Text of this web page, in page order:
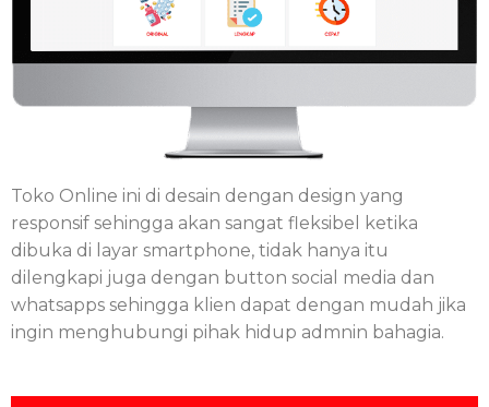
Toko Online ini di desain dengan design yang
responsif sehingga akan sangat fleksibel ketika
dibuka di layar smartphone, tidak hanya itu
dilengkapi juga dengan button social media dan
whatsapps sehingga klien dapat dengan mudah jika
ingin menghubungi pihak hidup admnin bahagia.